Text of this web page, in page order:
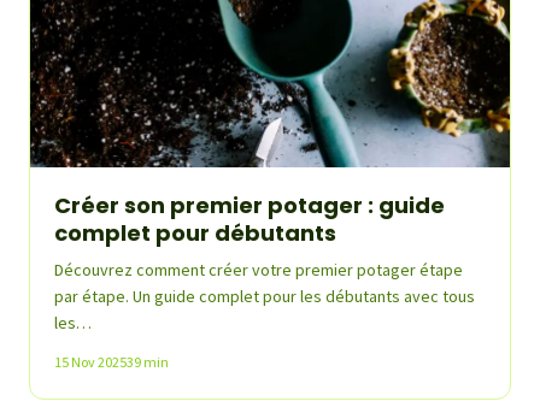
Créer son premier potager : guide
complet pour débutants
Découvrez comment créer votre premier potager étape
par étape. Un guide complet pour les débutants avec tous
les…
15 Nov 202539 min